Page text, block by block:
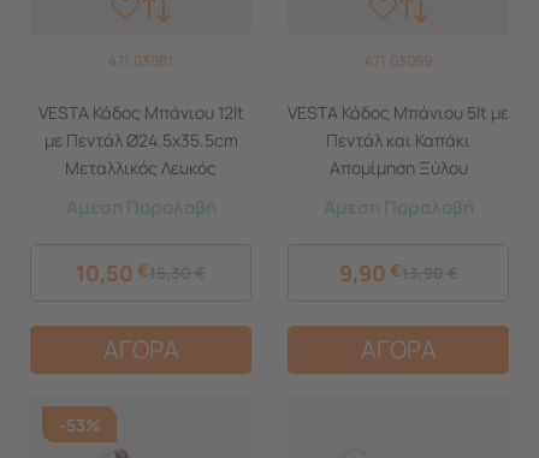
471.03081
VESTA Κάδος Μπάνιου 12lt
με Πεντάλ Ø24.5x35.5cm
Μεταλλικός Λευκός
Άμεση Παραλαβή
10,50 €
ΑΓΟΡΑ
471.03069
VESTA Κάδος Μπάνιου 5lt με
Πεντάλ και Καπάκι
Απομίμηση Ξύλου
Ø20.5x28cm Μεταλλικός
Άμεση Παραλαβή
9,90 €
ΑΓΟΡΑ
-53%